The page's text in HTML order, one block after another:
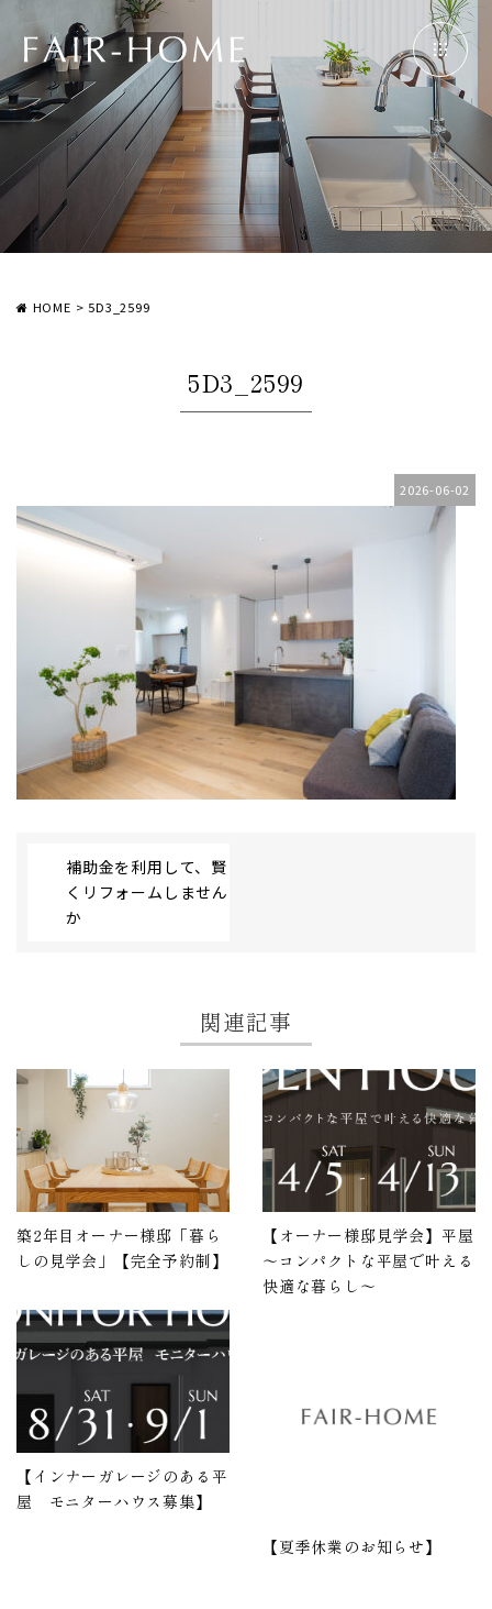
HOME >5D3_2599
5D3_2599
2026-06-02
補助金を利用して、賢
くリフォームしません
か
関連記事
築2年目オーナー様邸「暮ら
しの見学会」【完全予約制】
【オーナー様邸見学会】平屋
～コンパクトな平屋で叶える
快適な暮らし～
【インナーガレージのある平
屋 モニターハウス募集】
【夏季休業のお知らせ】